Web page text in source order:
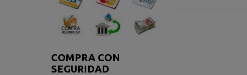
COMPRA CON
SEGURIDAD